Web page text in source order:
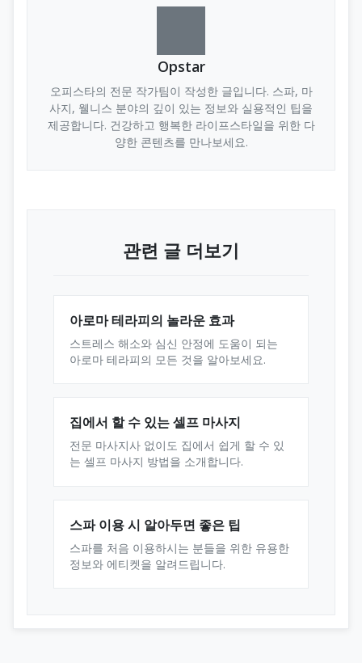
Opstar
오피스타의 전문 작가팀이 작성한 글입니다. 스파, 마
사지, 웰니스 분야의 깊이 있는 정보와 실용적인 팁을
제공합니다. 건강하고 행복한 라이프스타일을 위한 다
양한 콘텐츠를 만나보세요.
관련 글 더보기
아로마 테라피의 놀라운 효과
스트레스 해소와 심신 안정에 도움이 되는
아로마 테라피의 모든 것을 알아보세요.
집에서 할 수 있는 셀프 마사지
전문 마사지사 없이도 집에서 쉽게 할 수 있
는 셀프 마사지 방법을 소개합니다.
스파 이용 시 알아두면 좋은 팁
스파를 처음 이용하시는 분들을 위한 유용한
정보와 에티켓을 알려드립니다.